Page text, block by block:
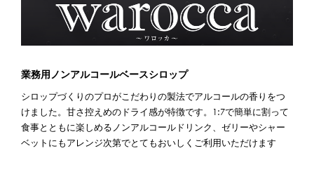
業務用ノンアルコールベースシロップ
シロップづくりのプロがこだわりの製法でアルコールの香りをつ
けました。甘さ控えめのドライ感が特徴です。1:7で簡単に割って
食事とともに楽しめるノンアルコールドリンク、ゼリーやシャー
ベットにもアレンジ次第でとてもおいしくご利用いただけます